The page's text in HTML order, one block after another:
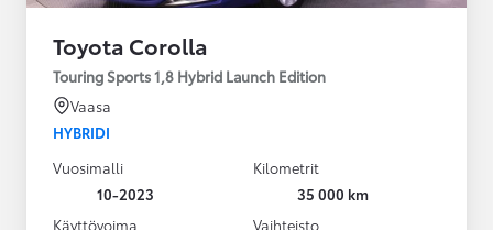
Toyota Corolla
Touring Sports 1,8 Hybrid Launch Edition
Vaasa
HYBRIDI
Vuosimalli
10-2023
Kilometrit
35 000 km
Käyttövoima
Vaihteisto